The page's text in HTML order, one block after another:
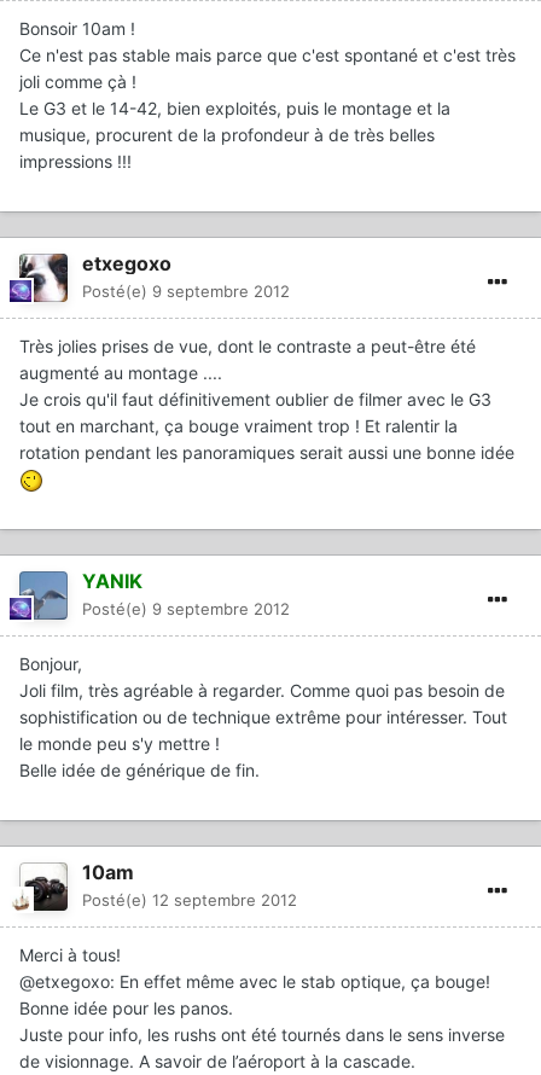
Bonsoir 10am !
Ce n'est pas stable mais parce que c'est spontané et c'est très
joli comme çà !
Le G3 et le 14-42, bien exploités, puis le montage et la
musique, procurent de la profondeur à de très belles
impressions !!!
etxegoxo
Posté(e) 9 septembre 2012
Très jolies prises de vue, dont le contraste a peut-être été
augmenté au montage ....
Je crois qu'il faut définitivement oublier de filmer avec le G3
tout en marchant, ça bouge vraiment trop ! Et ralentir la
rotation pendant les panoramiques serait aussi une bonne idée
YANIK
Posté(e) 9 septembre 2012
Bonjour,
Joli film, très agréable à regarder. Comme quoi pas besoin de
sophistification ou de technique extrême pour intéresser. Tout
le monde peu s'y mettre !
Belle idée de générique de fin.
10am
Posté(e) 12 septembre 2012
Merci à tous!
@etxegoxo: En effet même avec le stab optique, ça bouge!
Bonne idée pour les panos.
Juste pour info, les rushs ont été tournés dans le sens inverse
de visionnage. A savoir de l’aéroport à la cascade.